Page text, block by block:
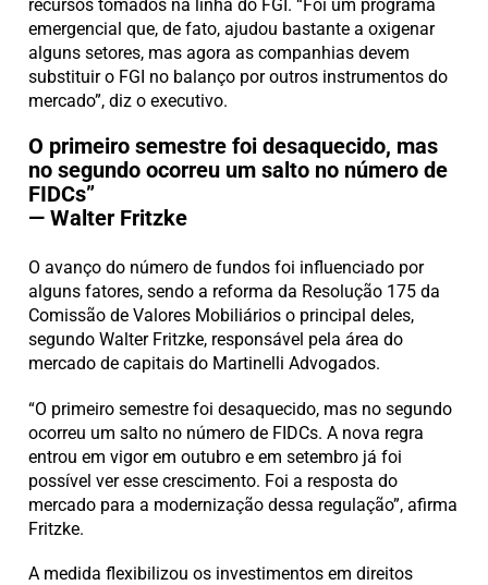
recursos tomados na linha do FGI. “Foi um programa
emergencial que, de fato, ajudou bastante a oxigenar
alguns setores, mas agora as companhias devem
substituir o FGI no balanço por outros instrumentos do
mercado”, diz o executivo.
O primeiro semestre foi desaquecido, mas
no segundo ocorreu um salto no número de
FIDCs”
— Walter Fritzke
O avanço do número de fundos foi influenciado por
alguns fatores, sendo a reforma da Resolução 175 da
Comissão de Valores Mobiliários o principal deles,
segundo Walter Fritzke, responsável pela área do
mercado de capitais do Martinelli Advogados.
“O primeiro semestre foi desaquecido, mas no segundo
ocorreu um salto no número de FIDCs. A nova regra
entrou em vigor em outubro e em setembro já foi
possível ver esse crescimento. Foi a resposta do
mercado para a modernização dessa regulação”, afirma
Fritzke.
A medida flexibilizou os investimentos em direitos